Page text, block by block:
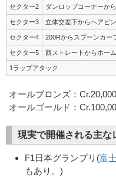
セクター2 ダンロップコーナーか
セクター3 立体交差下からヘアピン
セクター4 200Rからスプーンカー
セクター5 西ストレートからホー
1ラップアタック
オールブロンズ：
オールゴールド：
現実で開催される主な
F1日本グランプリ(富
もあり。)